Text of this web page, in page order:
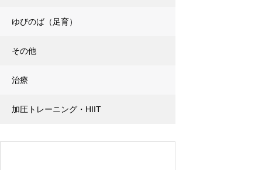
ゆびのば（足育）
その他
治療
加圧トレーニング・HIIT